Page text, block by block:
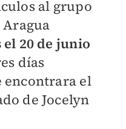
al grupo
20 de junio
días
encontrara el
de Jocelyn